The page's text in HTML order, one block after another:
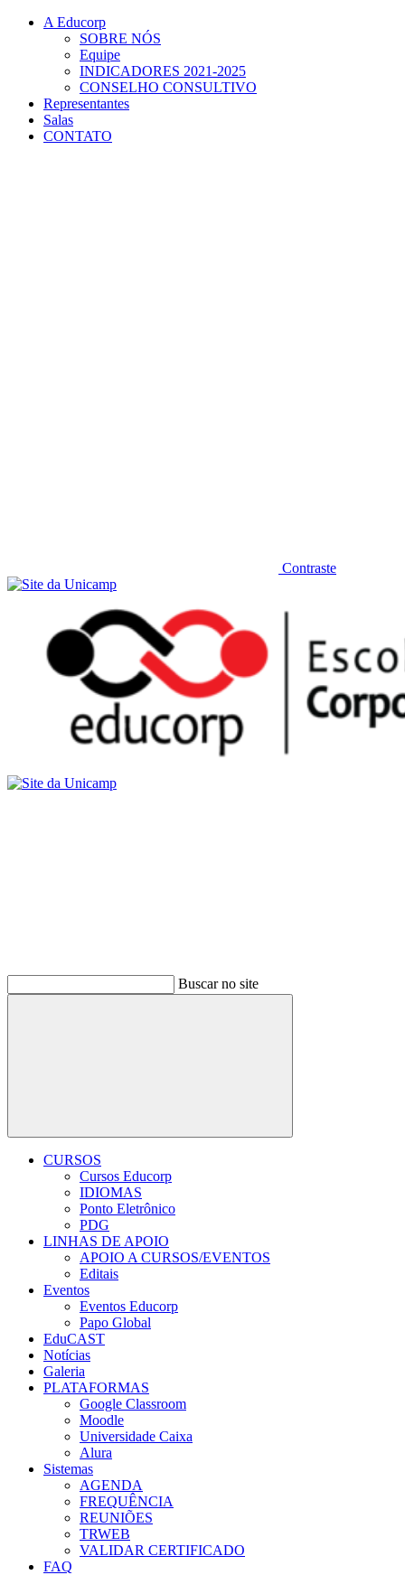
Conteúdo principal
A Educorp
SOBRE NÓS
Equipe
INDICADORES 2021-2025
CONSELHO CONSULTIVO
Representantes
Salas
CONTATO
Contraste
Buscar no site
Buscar
CURSOS
Cursos Educorp
IDIOMAS
Ponto Eletrônico
PDG
LINHAS DE APOIO
APOIO A CURSOS/EVENTOS
Editais
Eventos
Eventos Educorp
Papo Global
EduCAST
Notícias
Galeria
PLATAFORMAS
Google Classroom
Moodle
Universidade Caixa
Alura
Sistemas
AGENDA
FREQUÊNCIA
REUNIÕES
TRWEB
VALIDAR CERTIFICADO
FAQ